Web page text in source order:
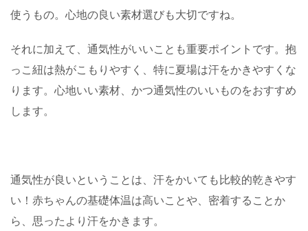
使うもの。心地の良い素材選びも大切ですね。
それに加えて、通気性がいいことも重要ポイントです。抱
っこ紐は熱がこもりやすく、特に夏場は汗をかきやすくな
ります。心地いい素材、かつ通気性のいいものをおすすめ
します。
通気性が良いということは、汗をかいても比較的乾きやす
い！赤ちゃんの基礎体温は高いことや、密着することか
ら、思ったより汗をかきます。